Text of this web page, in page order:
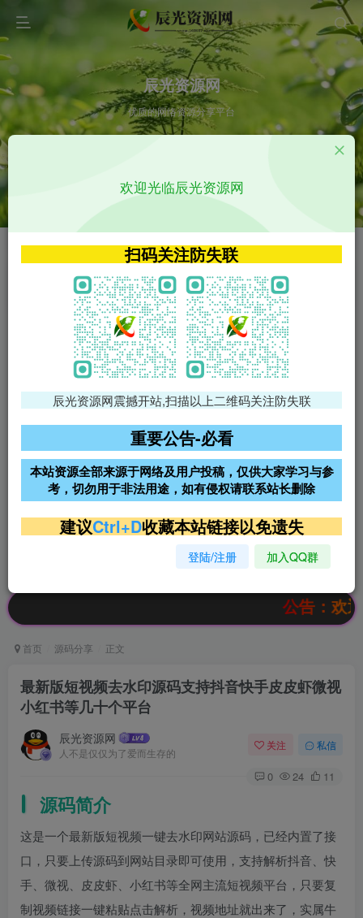
辰光资源网
优质的网络资源分享平台
VIP特权介绍 APP源码
VIP特权介绍
火
VIP特权介绍
影视源码
影视源码
免费领支付宝红包
腾讯轻量4核4G3M服务器38元/
阿里云2核2G200M服务器68元/
年
雨云高防免备案服务器
超低价文字广告位招租 超低价文字广告位招租
超低价文字广告位招租
公告：欢迎访
首页 源码分享 正文
最新版短视频去水印源码支持抖音快手皮皮虾微视
小红书等几十个平台
辰光资源网
人不是仅仅为了爱而生存的
关注 私信
0 24 11
源码简介
这是一个最新版短视频一键去水印网站源码，已经内置了接
口，只要上传源码到网站目录即可使用，支持解析抖音、快
手、微视、皮皮虾、小红书等全网主流短视频平台，只要复
制视频链接一键粘贴点击解析，视频地址就出来了，实属牛
欢迎光临辰光资源网
扫码关注防失联
辰光资源网震撼开站,扫描以上二维码关注防失联
重要公告-必看
本站资源全部来源于网络及用户投稿，仅供大家学习与参
考，切勿用于非法用途，如有侵权请联系站长删除
建议Ctrl+D收藏本站链接以免遗失
登陆/注册 加入QQ群